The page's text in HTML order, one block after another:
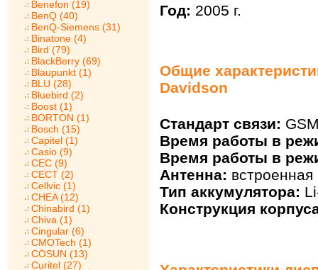
Benefon (19)
BenQ (40)
BenQ-Siemens (31)
Binatone (4)
Bird (79)
BlackBerry (69)
Blaupunkt (1)
BLU (28)
Bluebird (2)
Boost (1)
BORTON (1)
Bosch (15)
Capitel (1)
Casio (9)
CEC (9)
CECT (2)
Cellvic (1)
CHEA (12)
Chinabird (1)
Chiva (1)
Cingular (6)
CMOTech (1)
COSUN (13)
Curitel (27)
Год: 2005 г.
Общие
Davidson
Стандарт связи:
Время работы в
Время работы в
Антенна: встроенная
Тип аккумулятора:
Конструкция